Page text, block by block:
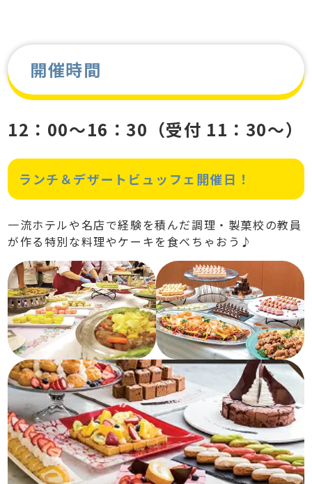
開催時間
12：00～16：30（受付 11：30～）
ランチ＆デザートビュッフェ開催日！
一流ホテルや名店で経験を積んだ調理・製菓校の教員
が作る特別な料理やケーキを食べちゃおう♪